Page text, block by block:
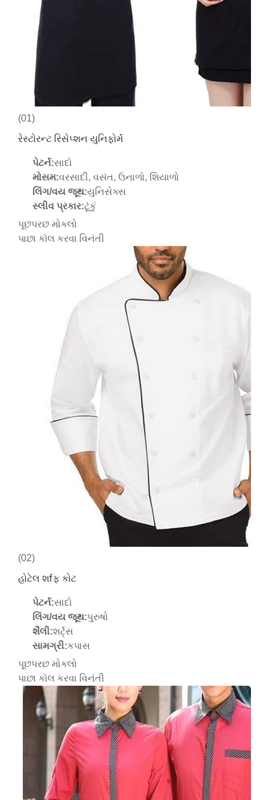
(01)
રેસ્ટોરન્ટ રિસેપ્શન યુનિફોર્મ
પેટર્ન:સાદો
મોસમ:વરસાદી, વસંત, ઉનાળો, શિયાળો
લિંગ/વય જૂથ:યુનિસેક્સ
સ્લીવ પ્રકાર:ટૂંકું
પૂછપરછ મોકલો
પાછા કૉલ કરવા વિનંતી
(02)
હોટેલ શfફ કોટ
પેટર્ન:સાદો
લિંગ/વય જૂથ:પુરુષો
શૈલી:શર્ટ્સ
સામગ્રી:કપાસ
પૂછપરછ મોકલો
પાછા કૉલ કરવા વિનંતી